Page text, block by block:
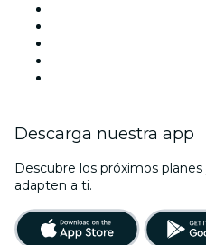
Descarga nuestra app
Descubre los próximos
adapten a ti.